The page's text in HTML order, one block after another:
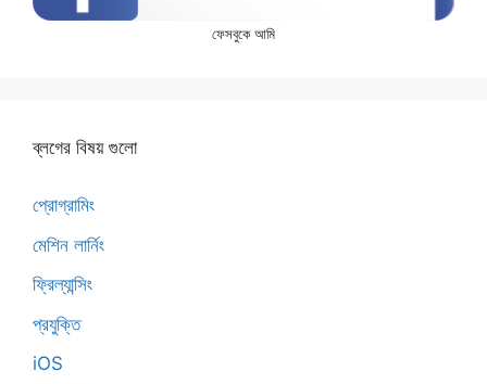
ফেসবুকে আমি
ব্লগের বিষয় গুলো
প্রোগ্রামিং
মেশিন লার্নিং
ফ্রিল্যান্সিং
প্রযুক্তি
iOS